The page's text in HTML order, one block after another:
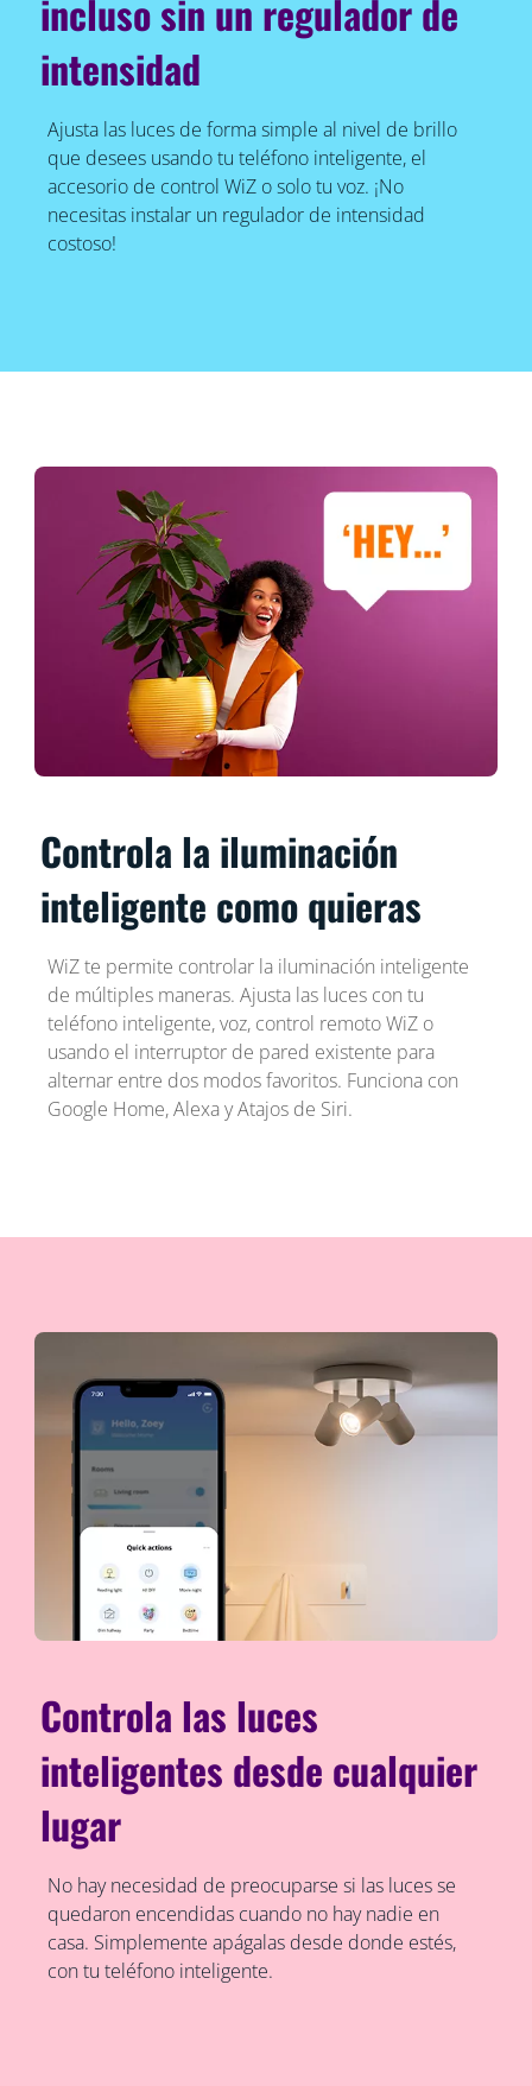
incluso sin un regulador de
intensidad
Ajusta las luces de forma simple al nivel de brillo
que desees usando tu teléfono inteligente, el
accesorio de control WiZ o solo tu voz. ¡No
necesitas instalar un regulador de intensidad
costoso!
Controla la iluminación
inteligente como quieras
WiZ te permite controlar la iluminación inteligente
de múltiples maneras. Ajusta las luces con tu
teléfono inteligente, voz, control remoto WiZ o
usando el interruptor de pared existente para
alternar entre dos modos favoritos. Funciona con
Google Home, Alexa y Atajos de Siri.
Controla las luces
inteligentes desde cualquier
lugar
No hay necesidad de preocuparse si las luces se
quedaron encendidas cuando no hay nadie en
casa. Simplemente apágalas desde donde estés,
con tu teléfono inteligente.